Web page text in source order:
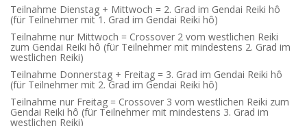
Teilnahme Dienstag + Mittwoch = 2. Grad im Gendai Reiki hô
(für Teilnehmer mit 1. Grad im Gendai Reiki hô)
Teilnahme nur Mittwoch = Crossover 2 vom westlichen Reiki
zum Gendai Reiki hô (für Teilnehmer mit mindestens 2. Grad im
westlichen Reiki)
Teilnahme Donnerstag + Freitag = 3. Grad im Gendai Reiki hô
(für Teilnehmer mit 2. Grad im Gendai Reiki hô)
Teilnahme nur Freitag = Crossover 3 vom westlichen Reiki zum
Gendai Reiki hô (für Teilnehmer mit mindestens 3. Grad im
westlichen Reiki)